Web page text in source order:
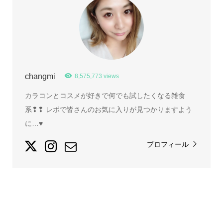
changmi 8,575,773 views
カラコンとコスメが好きで何でも試したくなる雑食
系❢❢ レポで皆さんのお気に入りが見つかりますよう
に…♥
プロフィール